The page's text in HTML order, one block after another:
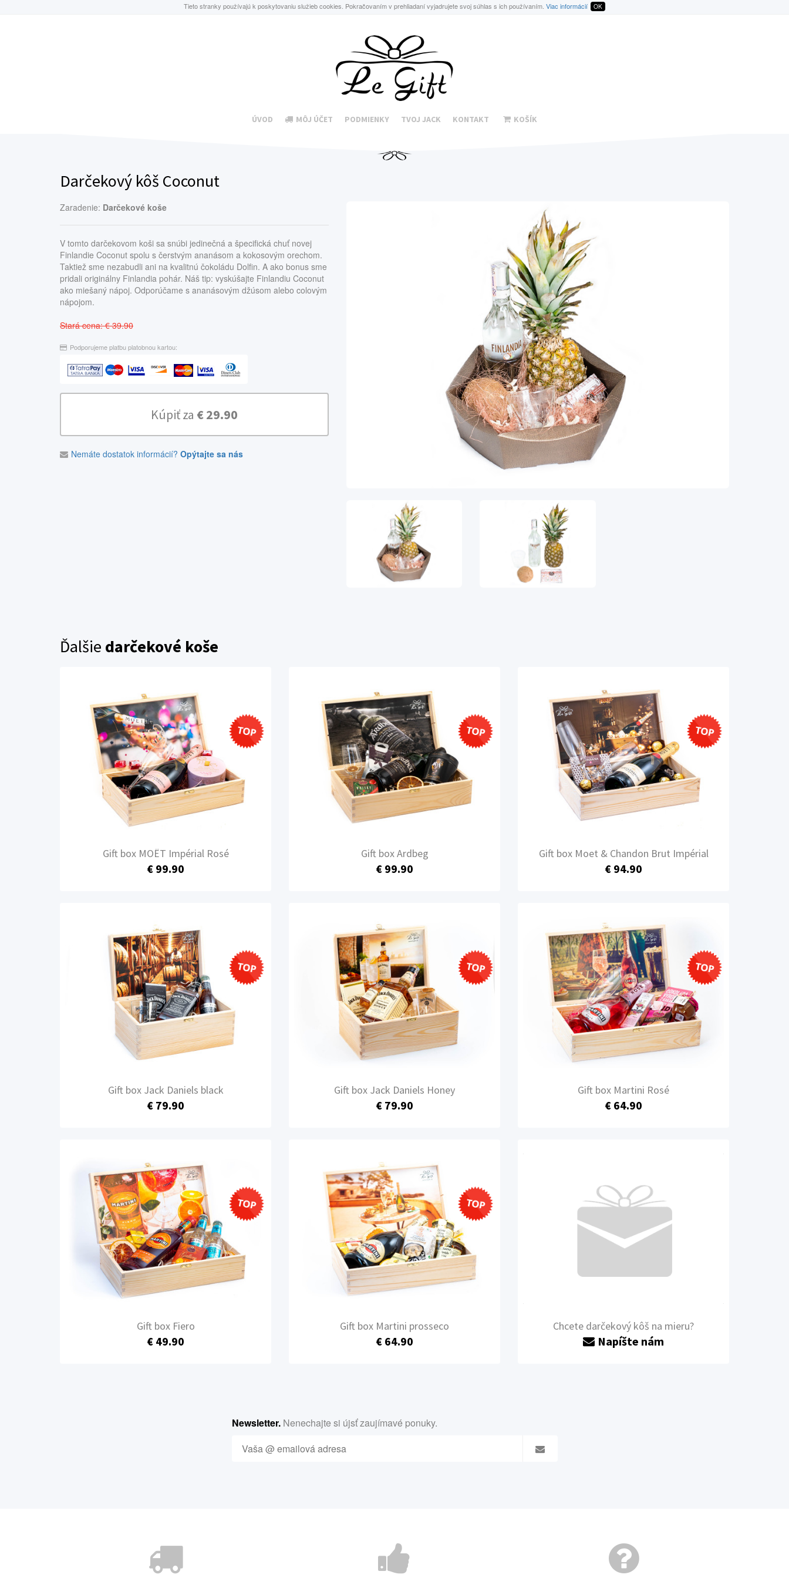
Tieto stranky používajú k poskytovaniu služieb cookies. Pokračovaním v prehliadaní vyjadrujete svoj súhlas s ich používaním. Viac informácií OK
ÚVOD MÔJ ÚČET PODMIENKY TVOJ JACK KONTAKT KOŠÍK
Darčekový kôš Coconut
Zaradenie: Darčekové koše
V tomto darčekovom koši sa snúbi jedinečná a špecifická chuť novej
Finlandie Coconut spolu s čerstvým ananásom a kokosovým orechom.
Taktiež sme nezabudli ani na kvalitnú čokoládu Dolfin. A ako bonus sme
pridali originálny Finlandia pohár. Náš tip: vyskúšajte Finlandiu Coconut
ako miešaný nápoj. Odporúčame s ananásovým džúsom alebo colovým
nápojom.
Stará cena: € 39.90
Podporujeme platbu platobnou kartou:
Kúpiť za € 29.90
Nemáte dostatok informácií? Opýtajte sa nás
Ďalšie darčekové koše
Gift box MOËT Impérial Rosé
€ 99.90
Gift box Ardbeg
€ 99.90
Gift box Moet & Chandon Brut Impérial
€ 94.90
Gift box Jack Daniels black
€ 79.90
Gift box Jack Daniels Honey
€ 79.90
Gift box Martini Rosé
€ 64.90
Gift box Fiero
€ 49.90
Gift box Martini prosseco
€ 64.90
Chcete darčekový kôš na mieru?
Napíšte nám
Newsletter.Nenechajte si újsť zaujímavé ponuky.